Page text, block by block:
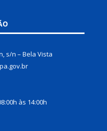
s/n – Bela Vista
às 14:00h